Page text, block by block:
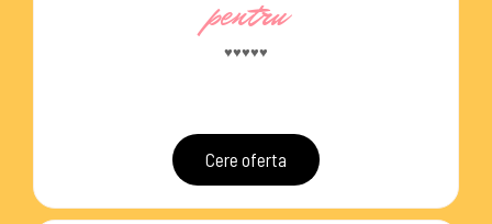
pentru
♥♥♥♥♥
Cere oferta